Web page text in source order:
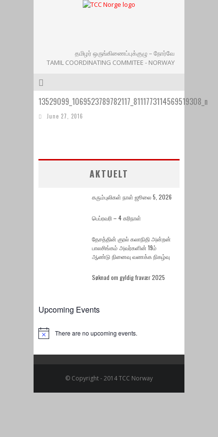
தமிழர் ஒருங்கிணைப்புக்குழு – நோர்வே
TAMIL COORDINATING COMMITEE - NORWAY
13529099_1069523789782117_8111773114569519308_n
June 27, 2016
AKTUELT
கரும்புலிகள் நாள் ஜூலை 5, 2026
பெப்ரவரி – 4 கரிநாள்
தேசத்தின் குரல் கலாநிதி அன்றன்
பாலசிங்கம் அவர்களின் 19ம்
ஆண்டு நினைவு வணக்க நிகழ்வு
Søknad om gyldig fravær 2025
Upcoming Events
Notice There are no upcoming events.
© Copyright - 2014 TCC Norway